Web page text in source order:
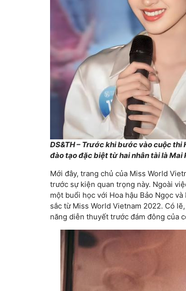
DS&TH – Trước khi bước vào cuộc
đào tạo đặc biệt từ hai nhân tài là
Mới đây, trang chủ của Miss World
trước sự kiện quan trọng này. Ngoài
một buổi học với Hoa hậu Bảo Ngọc
sắc từ Miss World Vietnam 2022. Có
năng diễn thuyết trước đám đông của